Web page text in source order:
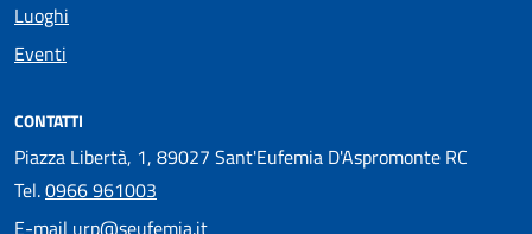
Luoghi
Eventi
CONTATTI
Piazza Libertà, 1, 89027 Sant'Eufemia D'Aspromonte RC
Tel.0966 961003
E-mail urp@seufemia.it